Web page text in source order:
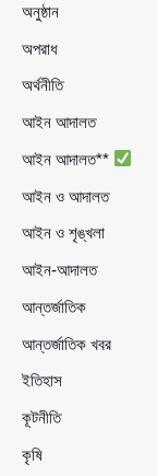
অনুষ্ঠান
অপরাধ
অর্থনীতি
আইন আদালত
আইন আদালত**
আইন ও আদালত
আইন ও শৃঙ্খলা
আইন-আদালত
আন্তর্জাতিক
আন্তর্জাতিক খবর
ইতিহাস
কূটনীতি
কৃষি